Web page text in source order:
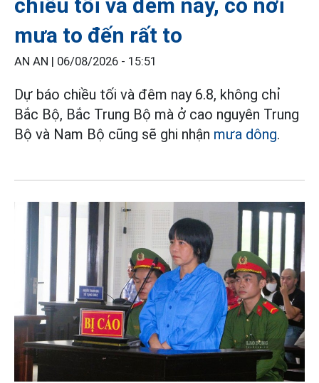
chiều tối và đêm nay, có nơi
mưa to đến rất to
AN AN | 06/08/2026 - 15:51
Dự báo chiều tối và đêm nay 6.8, không chỉ
Bắc Bộ, Bắc Trung Bộ mà ở cao nguyên Trung
Bộ và Nam Bộ cũng sẽ ghi nhận mưa dông.